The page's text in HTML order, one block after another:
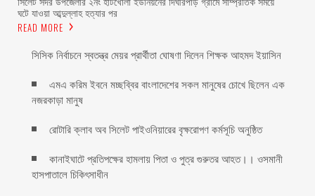
ঘটে যাওয়া আব্দুল্লাহ হত্যার পর
READ MORE
সিসিক নির্বাচনে স্বতন্ত্র মেয়র প্রার্থীতা ঘোষণা দিলেন শিক্ষক আহমদ ইয়াসিন
এমএ করিম ইবনে মচ্ছব্বির বাংলাদেশের সকল মানুষের চোখে ছিলেন এক
নজরকাড়া মানুষ ‎
রোটারি ক্লাব অব সিলেট পাইওনিয়ারের বৃক্ষরোপণ কর্মসূচি অনুষ্ঠিত
কানাইঘাটে প্রতিপক্ষের হামলায় পিতা ও পুত্র গুরুতর আহত।। ওসমানী
হাসপাতালে চিকিৎসাধীন